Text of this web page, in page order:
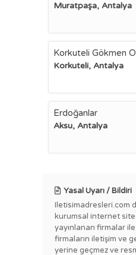
Muratpaşa, Antalya
Korkuteli Gökmen
Korkuteli, Antalya
Erdoğanlar
Aksu, Antalya
Yasal Uyarı / Bildiri
Iletisimadresleri.com
kurumsal internet
yayınlanan firmalar
firmaların iletişim ve
yerine geçmez ve